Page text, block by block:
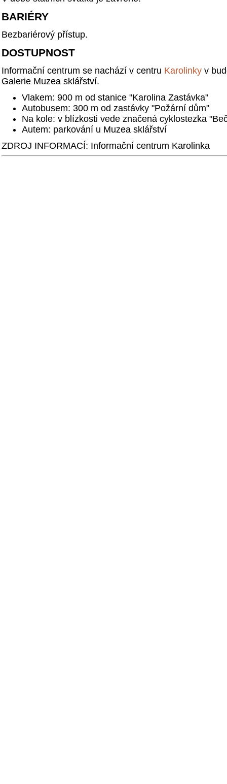
BARIÉRY
Bezbariérový přístup.
DOSTUPNOST
Informační centrum se nachází v centru Karolinky v
Galerie Muzea sklářství.
Vlakem: 900 m od stanice "Karolina Zastávka"
Autobusem: 300 m od zastávky "Požární dům"
Na kole: v blízkosti vede značená cyklostezka
Autem: parkování u Muzea sklářství
ZDROJ INFORMACÍ: Informační centrum Karolinka